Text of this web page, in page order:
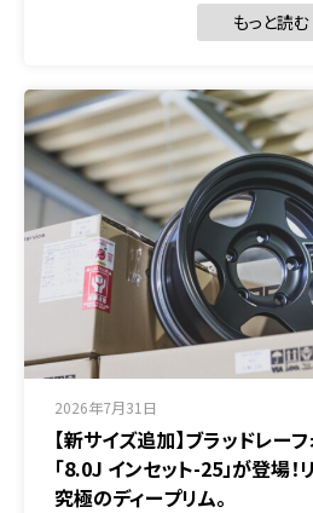
もっと読む
2026年7月31日
【新サイズ追加】ブラッドレー
「8.0J インセット-25」が登場
究極のディープリム。